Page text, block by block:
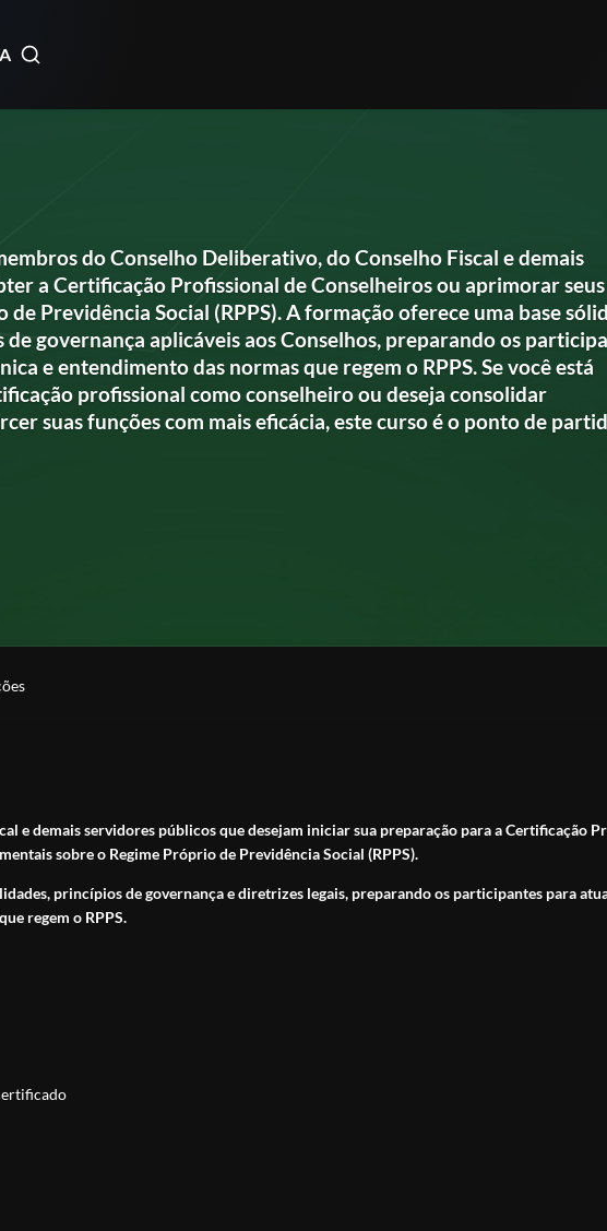
do Conselho Deliberativo, do Conselho Fiscal e demais
a Certificação Profissional de Conselheiros ou aprimorar seus
Previdência Social (RPPS). A formação oferece uma base
governança aplicáveis aos Conselhos, preparando os
e entendimento das normas que regem o RPPS. Se você está
profissional como conselheiro ou deseja consolidar
suas funções com mais eficácia, este curso é o ponto de
e demais servidores públicos que desejam iniciar sua preparação para a Certificação
sobre o Regime Próprio de Previdência Social (RPPS).
princípios de governança e diretrizes legais, preparando os participantes para
regem o RPPS.